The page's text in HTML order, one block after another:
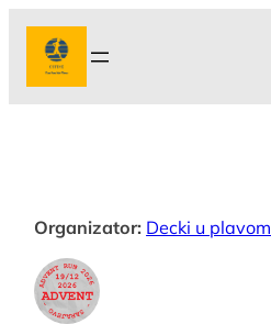
Idi
sadržaj
Organizator: Decki u plavom